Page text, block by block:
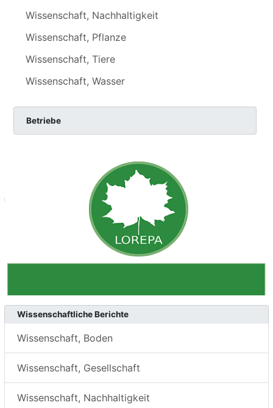
Wissenschaft, Nachhaltigkeit
Wissenschaft, Pflanze
Wissenschaft, Tiere
Wissenschaft, Wasser
Betriebe
Wissenschaftliche Berichte
Wissenschaft, Boden
Wissenschaft, Gesellschaft
Wissenschaft, Nachhaltigkeit